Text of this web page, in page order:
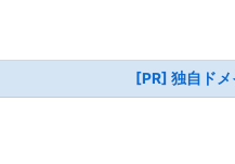
[PR] 独自ド